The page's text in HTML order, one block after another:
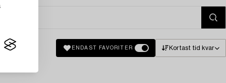
ENDAST FAVORITER Kortast tid kvar